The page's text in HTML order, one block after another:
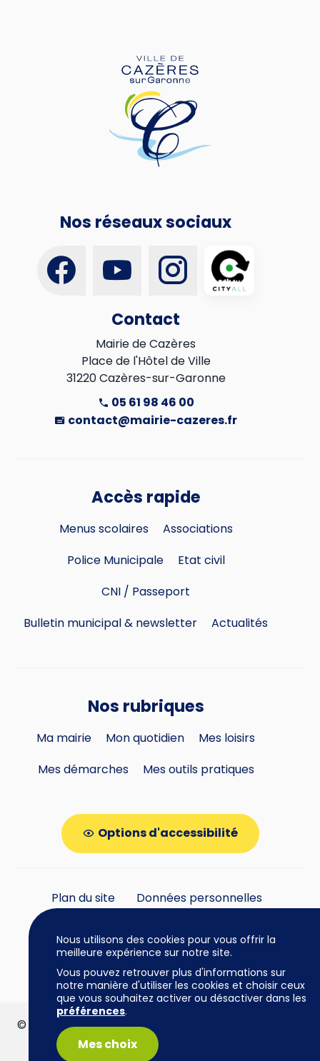
Nos réseaux sociaux
Contact
Mairie de Cazères
Place de l'Hôtel de Ville
31220 Cazères-sur-Garonne
05 61 98 46 00
contact@mairie-cazeres.fr
Accès rapide
Menus scolaires
Associations
Police Municipale
Etat civil
CNI / Passeport
Bulletin municipal & newsletter
Actualités
Nos rubriques
Ma mairie Mon quotidien
Mes loisirs
Mes démarches
Mes outils pratiques
Options d'accessibilité
Plan du site
Données personnelles
© Mairie de Cazères • 2026 | www.mairie-cazeres.fr
| Tous droits réservés |
Nous utilisons des cookies pour vous offrir la
meilleure expérience sur notre site.
Vous pouvez retrouver plus d'informations sur
notre manière d'utiliser les cookies et choisir ceux
que vous souhaitez activer ou désactiver dans les
préférences.
Mes choix